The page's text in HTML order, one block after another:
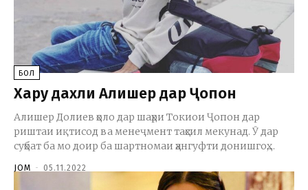
БОЛ
Харҷу дахли Алишер дар Ҷопон
Алишер Долиев ҳоло дар шаҳри Токиои Ҷопон дар
риштаи иқтисод ва менеҷмент таҳсил мекунад. Ӯ дар
суҳбат ба мо доир ба шартномаи ҳангуфти донишгоҳ,...
JOM - 05.11.2022